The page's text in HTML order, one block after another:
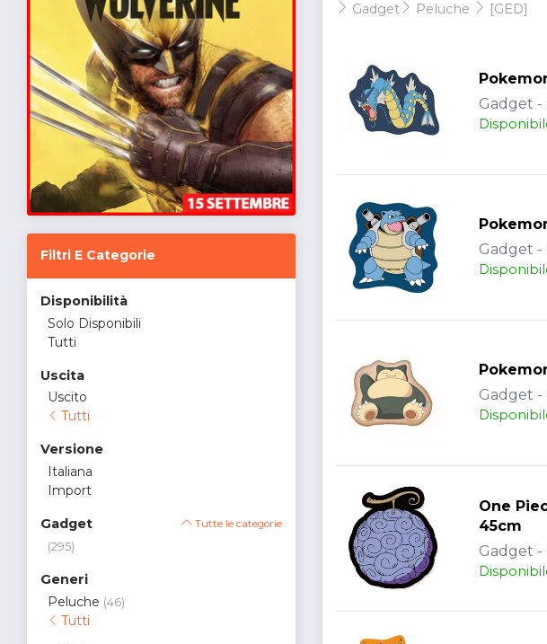
Filtri E Categorie
Disponibilità
Solo Disponibili
Tutti
Uscita
Uscito
Tutti
Versione
Italiana
Import
Gadget Tutte le categorie
(295)
Generi
Peluche (46)
Tutti
Gadget Peluche [GED]
Gadget
Gadget
Gadget
One
45cm
Gadget